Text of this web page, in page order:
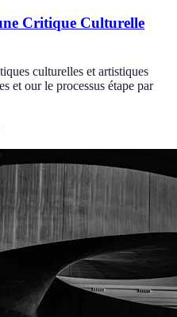
Critique Culturelle
culturelles et artistiques
et our le processus étape par